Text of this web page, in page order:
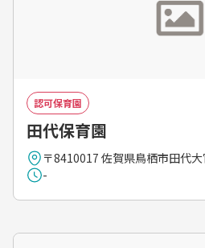
認可保育園
田代保育園
〒8410017 佐賀県鳥栖市田代
-